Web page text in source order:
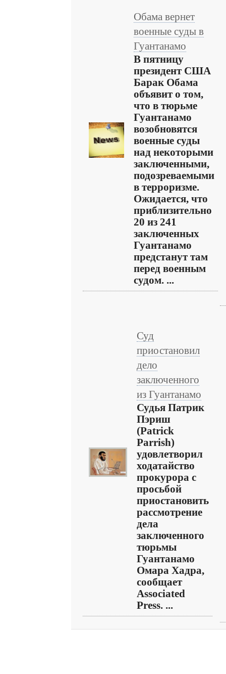
Обама вернет
военные суды в
Гуантанамо
В пятницу
президент США
Барак Обама
объявит о том,
что в тюрьме
Гуантанамо
возобновятся
военные суды
над некоторыми
заключенными,
подозреваемыми
в терроризме.
Ожидается, что
приблизительно
20 из 241
заключенных
Гуантанамо
предстанут там
перед военным
судом. ...
Суд
приостановил
дело
заключенного
из Гуантанамо
Судья Патрик
Пэриш
(Patrick
Parrish)
удовлетворил
ходатайство
прокурора с
просьбой
приостановить
рассмотрение
дела
заключенного
тюрьмы
Гуантанамо
Омара Хадра,
сообщает
Associated
Press. ...